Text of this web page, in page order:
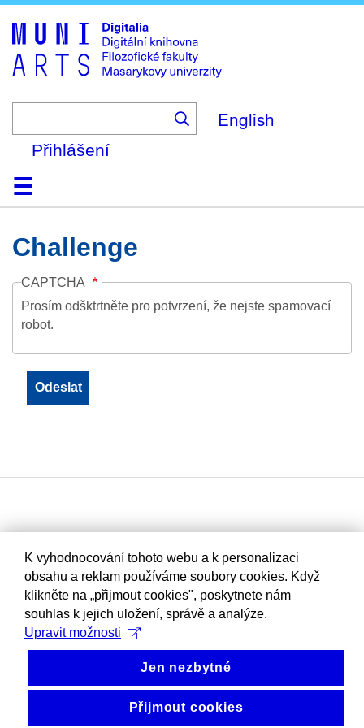
to
main
content
English
Přihlášení
DomůKolekce
Prohlížení
Vyhledávání
O platformě
Nápověda
KontaktDigitalia
Challenge
CAPTCHA
Prosím odšktrtněte pro potvrzení, že nejste spamovací
robot.
K vyhodnocování tohoto webu a k personalizaci
obsahu a reklam používáme soubory cookies. Když
klikněte na „přijmout cookies", poskytnete nám
souhlas k jejich uložení, správě a analýze.
Upravit možnosti
Jen nezbytné
Přijmout cookies